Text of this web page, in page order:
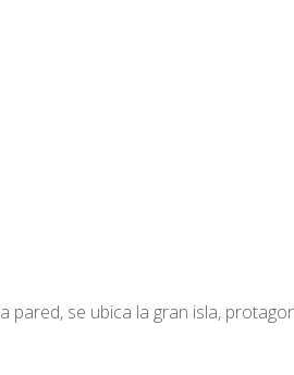
pared, se ubica la gran isla,